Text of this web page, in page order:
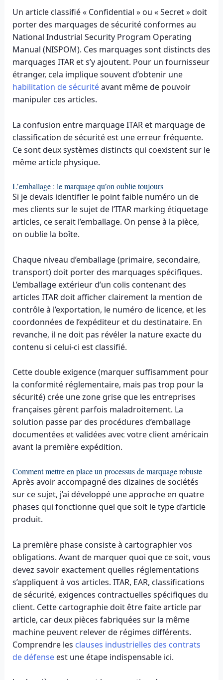
Un article classifié « Confidential » ou « Secret » doit
porter des marquages de sécurité conformes au
National Industrial Security Program Operating
Manual (NISPOM). Ces marquages sont distincts des
marquages ITAR et s’y ajoutent. Pour un fournisseur
étranger, cela implique souvent d’obtenir une
habilitation de sécuritéavant même de pouvoir
manipuler ces articles.
La confusion entre marquage ITAR et marquage de
classification de sécurité est une erreur fréquente.
Ce sont deux systèmes distincts qui coexistent sur le
même article physique.
L’emballage : le marquage qu’on oublie toujours
Si je devais identifier le point faible numéro un de
mes clients sur le sujet de l’ITAR marking étiquetage
articles, ce serait l’emballage. On pense à la pièce,
on oublie la boîte.
Chaque niveau d’emballage (primaire, secondaire,
transport) doit porter des marquages spécifiques.
L’emballage extérieur d’un colis contenant des
articles ITAR doit afficher clairement la mention de
contrôle à l’exportation, le numéro de licence, et les
coordonnées de l’expéditeur et du destinataire. En
revanche, il ne doit pas révéler la nature exacte du
contenu si celui-ci est classifié.
Cette double exigence (marquer suffisamment pour
la conformité réglementaire, mais pas trop pour la
sécurité) crée une zone grise que les entreprises
françaises gèrent parfois maladroitement. La
solution passe par des procédures d’emballage
documentées et validées avec votre client américain
avant la première expédition.
Comment mettre en place un processus de marquage robuste
Après avoir accompagné des dizaines de sociétés
sur ce sujet, j’ai développé une approche en quatre
phases qui fonctionne quel que soit le type d’article
produit.
La première phase consiste à cartographier vos
obligations. Avant de marquer quoi que ce soit, vous
devez savoir exactement quelles réglementations
s’appliquent à vos articles. ITAR, EAR, classifications
de sécurité, exigences contractuelles spécifiques du
client. Cette cartographie doit être faite article par
article, car deux pièces fabriquées sur la même
machine peuvent relever de régimes différents.
Comprendre les clauses industrielles des contrats
de défenseest une étape indispensable ici.